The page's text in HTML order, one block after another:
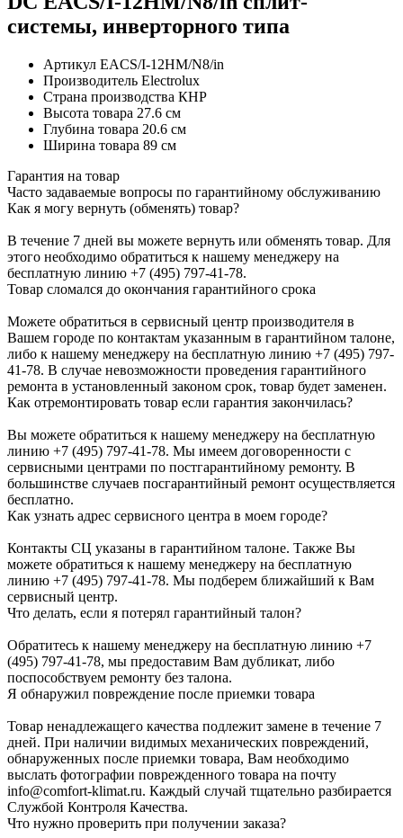
системы, инверторного типа
Артикул EACS/I-12HM/N8/in
Производитель Electrolux
Страна производства КНР
Высота товара 27.6 см
Глубина товара 20.6 см
Ширина товара 89 см
Гарантия на товар
Часто задаваемые вопросы по гарантийному обслуживанию
Как я могу вернуть (обменять) товар?
В течение 7 дней вы можете вернуть или обменять товар. Для
этого необходимо обратиться к нашему менеджеру на
бесплатную линию +7 (495) 797-41-78.
Товар сломался до окончания гарантийного срока
Можете обратиться в сервисный центр производителя в
Вашем городе по контактам указанным в гарантийном талоне,
либо к нашему менеджеру на бесплатную линию +7 (495) 797-
41-78. В случае невозможности проведения гарантийного
ремонта в установленный законом срок, товар будет заменен.
Как отремонтировать товар если гарантия закончилась?
Вы можете обратиться к нашему менеджеру на бесплатную
линию +7 (495) 797-41-78. Мы имеем договоренности с
сервисными центрами по постгарантийному ремонту. В
большинстве случаев посгарантийный ремонт осуществляется
бесплатно.
Как узнать адрес сервисного центра в моем городе?
Контакты СЦ указаны в гарантийном талоне. Также Вы
можете обратиться к нашему менеджеру на бесплатную
линию +7 (495) 797-41-78. Мы подберем ближайший к Вам
сервисный центр.
Что делать, если я потерял гарантийный талон?
Обратитесь к нашему менеджеру на бесплатную линию +7
(495) 797-41-78, мы предоставим Вам дубликат, либо
поспособствуем ремонту без талона.
Я обнаружил повреждение после приемки товара
Товар ненадлежащего качества подлежит замене в течение 7
дней. При наличии видимых механических повреждений,
обнаруженных после приемки товара, Вам необходимо
выслать фотографии поврежденного товара на почту
info@comfort-klimat.ru. Каждый случай тщательно разбирается
Службой Контроля Качества.
Что нужно проверить при получении заказа?